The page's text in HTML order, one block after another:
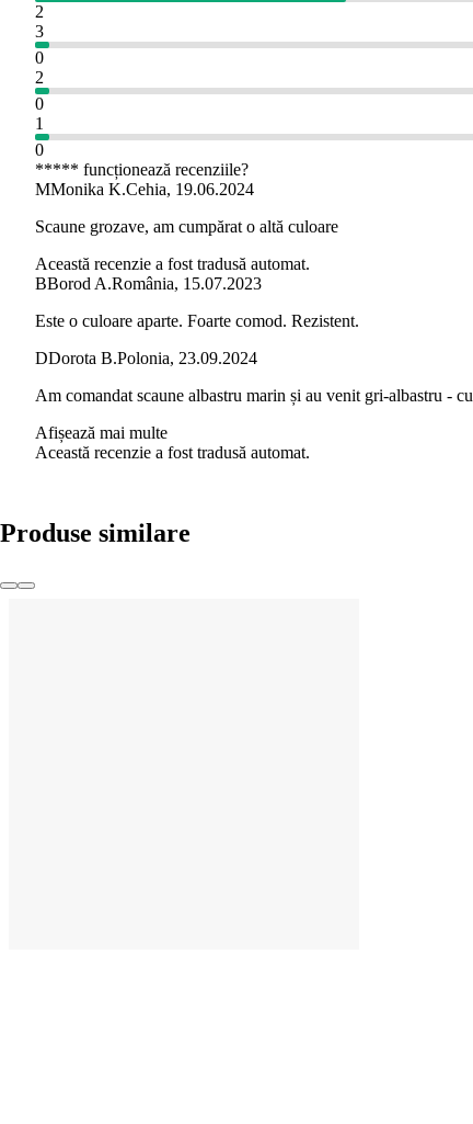
2
3
0
2
0
1
0
***** funcționează recenziile?
MMonika K.Cehia, 19.06.2024
Scaune grozave, am cumpărat o altă culoare
Această recenzie a fost tradusă automat.
BBorod A.România, 15.07.2023
Este o culoare aparte. Foarte comod. Rezistent.
DDorota B.Polonia, 23.09.2024
Am comandat scaune albastru marin și au venit gri-albastru -
Afișează mai multe
Această recenzie a fost tradusă automat.
Produse similare